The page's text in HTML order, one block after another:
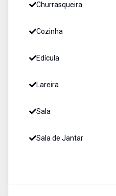
Churrasqueira
Cozinha
Edícula
Lareira
Sala
Sala de Jantar